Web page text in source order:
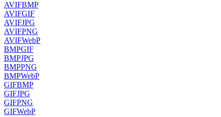
AVIFBMP
AVIFGIF
AVIFJPG
AVIFPNG
AVIFWebP
BMPGIF
BMPJPG
BMPPNG
BMPWebP
GIFBMP
GIFJPG
GIFPNG
GIFWebP